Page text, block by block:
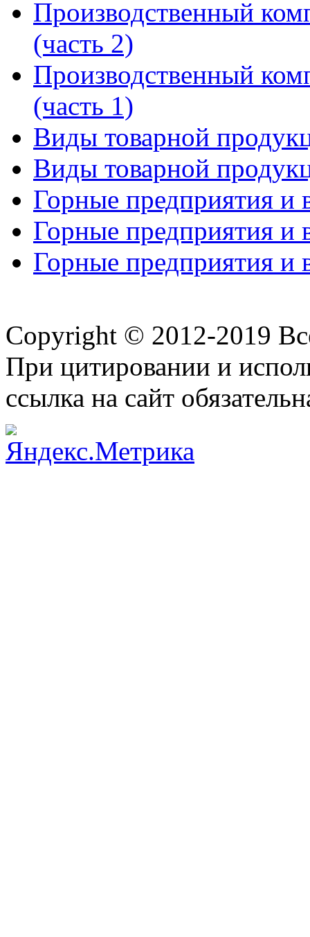
Производственный
(часть 2)
Производственный
(часть 1)
Виды товарной
Виды товарной
Горные предприятия и
Горные предприятия и
Горные предприятия и
Copyright © 2012-2019
При цитировании и
ссылка на сайт